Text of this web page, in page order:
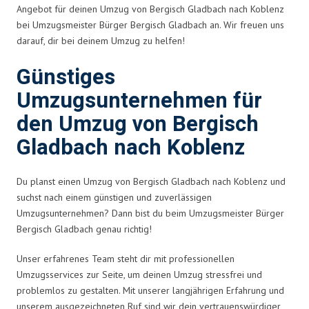
Angebot für deinen Umzug von Bergisch Gladbach nach Koblenz
bei Umzugsmeister Bürger Bergisch Gladbach an. Wir freuen uns
darauf, dir bei deinem Umzug zu helfen!
Günstiges
Umzugsunternehmen für
den Umzug von Bergisch
Gladbach nach Koblenz
Du planst einen Umzug von Bergisch Gladbach nach Koblenz und
suchst nach einem günstigen und zuverlässigen
Umzugsunternehmen? Dann bist du beim Umzugsmeister Bürger
Bergisch Gladbach genau richtig!
Unser erfahrenes Team steht dir mit professionellen
Umzugsservices zur Seite, um deinen Umzug stressfrei und
problemlos zu gestalten. Mit unserer langjährigen Erfahrung und
unserem ausgezeichneten Ruf sind wir dein vertrauenswürdiger